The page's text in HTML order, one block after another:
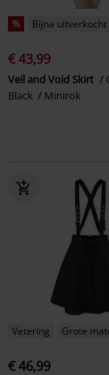
% Bijna uitverkocht
€ 43,99
Veil and Void Skirt
Black
Minirok
Vetering Grote
€ 46,99